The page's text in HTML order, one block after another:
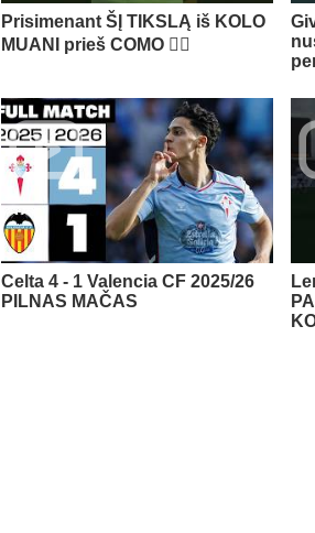
Prisimenant ŠĮ TIKSLĄ iš KOLO
MUANI prieš COMO 😮‍💨​
Celta 4 - 1 Valencia CF 2025/26
PILNAS MAČAS